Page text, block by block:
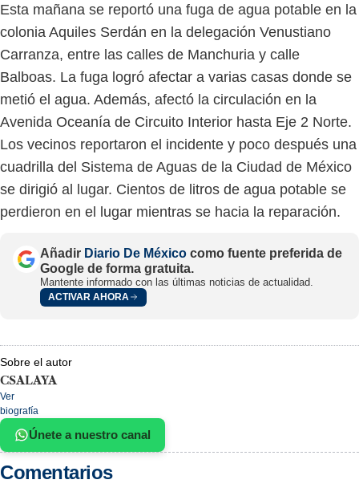
Esta mañana se reportó una fuga de agua potable en la
colonia Aquiles Serdán en la delegación Venustiano
Carranza, entre las calles de Manchuria y calle
Balboas. La fuga logró afectar a varias casas donde se
metió el agua. Además, afectó la circulación en la
Avenida Oceanía de Circuito Interior hasta Eje 2 Norte.
Los vecinos reportaron el incidente y poco después una
cuadrilla del Sistema de Aguas de la Ciudad de México
se dirigió al lugar. Cientos de litros de agua potable se
perdieron en el lugar mientras se hacia la reparación.
Añadir Diario De México como fuente preferida de
Google de forma gratuita.
Mantente informado con las últimas noticias de actualidad.
ACTIVAR AHORA
Sobre el autor
CSALAYA
Ver
biografía
Únete a nuestro canal
Comentarios